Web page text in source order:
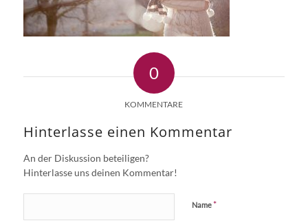
0
KOMMENTARE
Hinterlasse einen Kommentar
An der Diskussion beteiligen?
Hinterlasse uns deinen Kommentar!
Name*